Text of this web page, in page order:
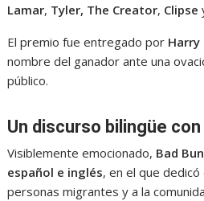
Lamar, Tyler, The Creator, Clipse
El premio fue entregado por Harry
nombre del ganador ante una
público.
Un discurso bilingüe
Visiblemente emocionado, Bad
español e inglés, en el que
personas migrantes y a la